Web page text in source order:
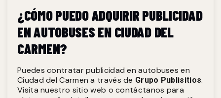
¿CÓMO PUEDO ADQUIRIR PUBLICIDAD
EN AUTOBUSES EN CIUDAD DEL
CARMEN?
Puedes contratar publicidad en autobuses en
Ciudad del Carmen a través de Grupo Publisitios.
Visita nuestro sitio web o contáctanos para